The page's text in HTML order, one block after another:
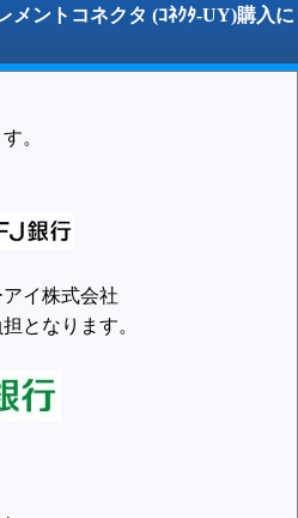
ントコネクタ (ｺﾈｸﾀ-UY)購入に
。
イ株式会社
となります。